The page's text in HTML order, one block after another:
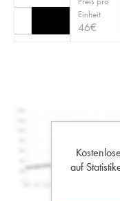
Einheit
46€
auf